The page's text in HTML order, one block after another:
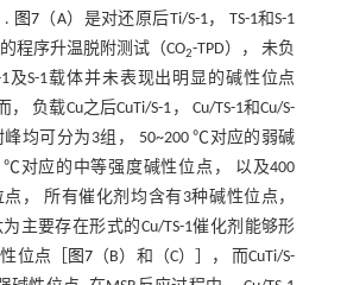
. 图7（A）是对还原后Ti/S-1， TS-1和S-1
程序升温脱附测试（CO2-TPD）， 未负
1及S-1载体并未表现出明显的碱性位点
， 负载Cu之后CuTi/S-1， Cu/TS-1和Cu/S-
峰均可分为3组， 50~200 ℃对应的弱碱
℃对应的中等强度碱性位点， 以及400
， 所有催化剂均含有3种碱性位点，
主要存在形式的Cu/TS-1催化剂能够形
位点［
图7 （B）和（C）］， 而CuTi/S-